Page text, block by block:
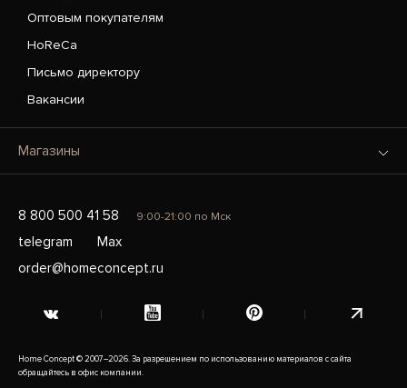
Оптовым покупателям
HoReCa
Письмо директору
Вакансии
Магазины
8 800 500 41 58 9:00-21:00 по Мск
telegram
Max
order@homeconcept.ru
Home Concept © 2007–2026. За разрешением по использованию материалов с сайта
обращайтесь в офис компании.